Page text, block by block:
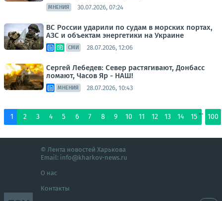
МНЕНИЯ 30.07.2026, 07:24
ВС России ударили по судам в морских портах,
АЗС и объектам энергетики на Украине
СМИ 28.07.2026, 12:06
Сергей Лебедев: Север растягивают, Донбасс
ломают, Часов Яр - НАШ!
МНЕНИЯ 28.07.2026, 10:43
1 2 3 4 5 6 7 8 9 10 11 12 13 14 15
...
100
© Лента новостей Харькова
Email: info@kharkov-news.ru
О нас
Контакты